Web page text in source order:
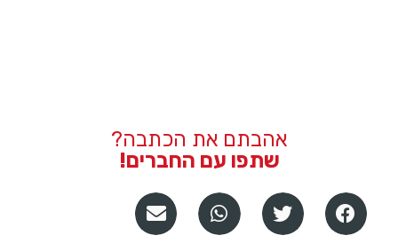
אהבתם את הכתבה?
שתפו עם החברים!